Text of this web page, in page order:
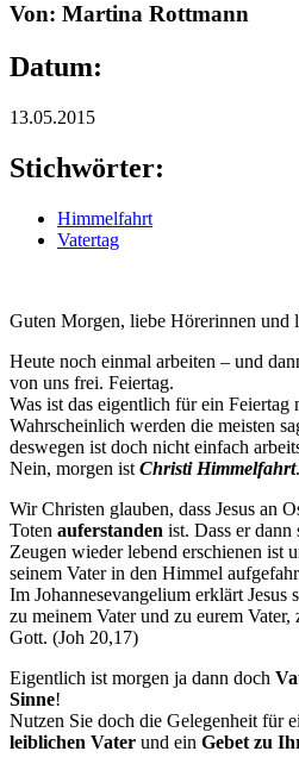
Von: Martina Rottmann
Datum:
13.05.2015
Stichwörter:
Himmelfahrt
Vatertag
Guten Morgen, liebe Hörerinnen und
Heute noch einmal arbeiten – und
von uns frei. Feiertag.
Was ist das eigentlich für ein Feiertag
Wahrscheinlich werden die meisten
deswegen ist doch nicht einfach
Nein, morgen ist Christi Himmelfahrt.
Wir Christen glauben, dass Jesus an
Toten auferstanden ist. Dass er dann
Zeugen wieder lebend erschienen ist
seinem Vater in den Himmel
Im Johannesevangelium erklärt Jesus
zu meinem Vater und zu eurem
Gott. (Joh 20,17)
Eigentlich ist morgen ja dann doch
Sinne!
Nutzen Sie doch die Gelegenheit für
leiblichen Vater und ein Gebet zu